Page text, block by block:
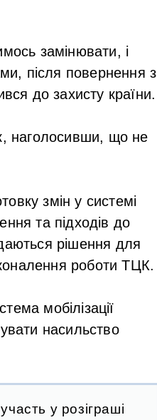
замінювати, і
після повернення з
до захисту країни.
наголосивши, що не
змін у системі
та підходів до
рішення для
роботи ТЦК.
мобілізації
насильство
у розіграші